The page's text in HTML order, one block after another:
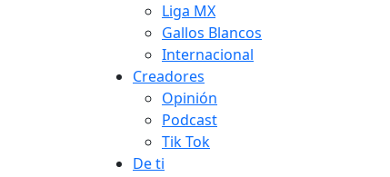
Liga MX
Gallos Blancos
Internacional
Creadores
Opinión
Podcast
Tik Tok
De ti